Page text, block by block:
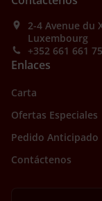
2-4 Avenue du
Luxembourg
+352 661 661
Enlaces
Carta
Ofertas Especiales
Pedido Anticipado
Contáctenos